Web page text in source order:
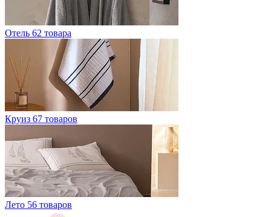
Отель 62 товара
Круиз 67 товаров
Лето 56 товаров